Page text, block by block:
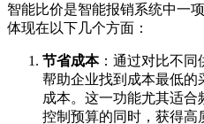
智能比价是智能报销系统中一
体现在以下几个方面：
节省成本：通过对比不同
帮助企业找到成本最低的
成本。这一功能尤其适
控制预算的同时，获得高